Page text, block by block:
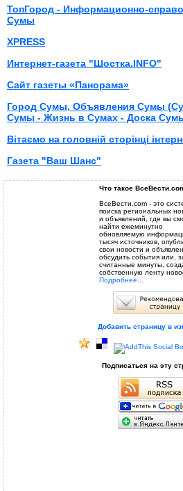
ТопГород - Информационно-
Сумы
XPRESS
Интернет-газета "Шостка.INFO"
Сайт газеты «Панорама»
Город Сумы, Объявления Сумы
Сумы - Жизнь в Сумах - Доска
Вітаємо на головній сторінці
Газета "Ваш Шанс"
Что такое
ВсеВести.com - это
поиска региональных
и объявлений, где вы
найти ежеминутно
обновляемую
тысяч источников,
свои новости и
обсудить события или,
считанные минуты,
собственную ленту
Подробнее...
Добавить страницу в
Подписаться на эту